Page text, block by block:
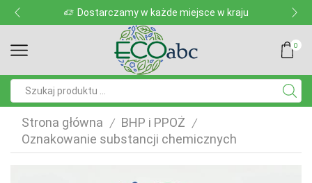
Dostarczamy w każde miejsce w kraju
0
Strona główna / BHP i PPOŻ /
Oznakowanie substancji chemicznych